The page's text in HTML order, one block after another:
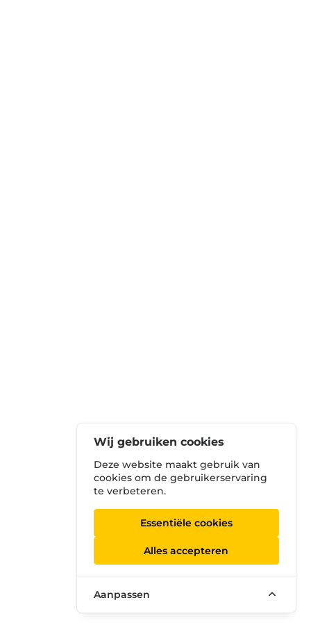
Wij gebruiken cookies
Deze website maakt gebruik van
cookies om de gebruikerservaring
te verbeteren.
Essentiële cookies
Alles accepteren
Aanpassen